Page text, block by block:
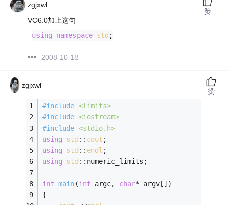
zgjxwl
VC6.0加上这句
using
namespace std ;
2008-10-18
赞
zgjxwl
#include <limits>
#include <iostream>
#include <stdio.h>
using
std :: cout ;
using
std :: endl ;
using
std ::numeric_limits;
int main(int argc, char* argv[])
{
赞